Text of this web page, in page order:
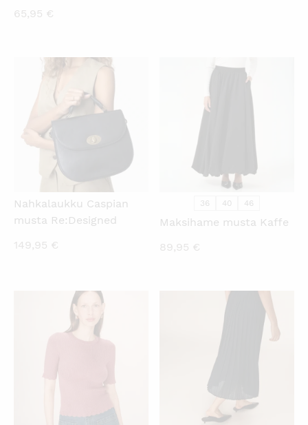
65,95 €
KATSO PIKANÄKYMÄ
Nahkalaukku Caspian
musta Re:Designed
149,95 €
KATSO PIKANÄKYMÄ
36 40 46
Maksihame musta Kaffe
89,95 €
KATSO PIKANÄKYMÄ